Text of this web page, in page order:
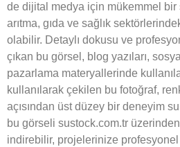
de dijital medya için mükemmel
arıtma, gıda ve sağlık
olabilir. Detaylı dokusu ve
çıkan bu görsel, blog yazıları,
pazarlama materyallerinde
kullanılarak çekilen bu fotoğraf,
açısından üst düzey bir deneyim
bu görseli sustock.com.tr
indirebilir, projelerinize